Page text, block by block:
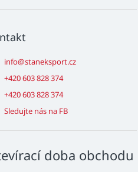
info@staneksport.cz
+420 603 828 374
+420 603 828 374
Sledujte nás na FB
doba obchodu